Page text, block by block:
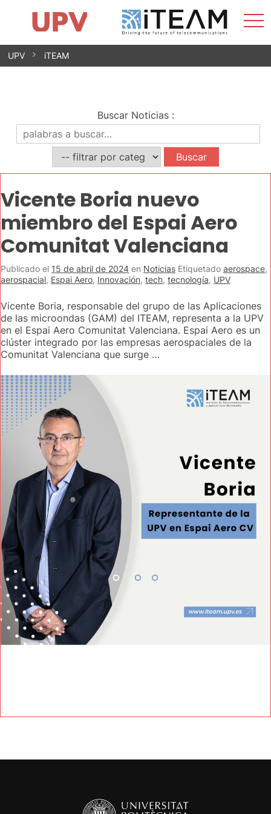
Saltar
Impacto
Grupos de investigación
Instalaciones
Spin-offs
Contacto
Prácticas
Noticias
Unidad de Igualdad
UPV iTEAM
Buscar Noticias:
Vicente Boria nuevo
miembro del Espai Aero
Comunitat Valenciana
Publicado el 15 de abril de 2024 en Noticias Etiquetado aerospace,
aerospacial, Espai Aero, Innovación, tech, tecnología, UPV
Vicente Boria, responsable del grupo de las Aplicaciones
de las microondas (GAM) del ITEAM, representa a la UPV
en el Espai Aero Comunitat Valenciana. Espai Aero es un
clúster integrado por las empresas aerospaciales de la
Comunitat Valenciana que surge …